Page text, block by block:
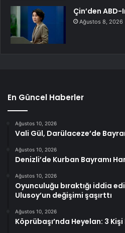
Çin’den
Ağustos 8, 2026
En Güncel Haberler
Ağustos 10, 2026
Vali Gül, Darülaceze’de
Ağustos 10, 2026
Denizli’de Kurban Bayramı
Ağustos 10, 2026
Oyunculuğu bıraktığı iddia
Ulusoy’un değişimi şaşırttı
Ağustos 10, 2026
Köprübaşı’nda Heyelan: 3 Kişi